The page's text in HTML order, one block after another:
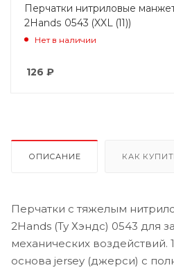
Перчатки нитриловые
2Hands 0543 (XXL (11))
Нет в наличии
126 ₽
ОПИСАНИЕ КАК
Перчатки с тяжелым
2Hands (Ту Хэндс) 0543 для
механических воздействий.
основа jersey (джерси) с